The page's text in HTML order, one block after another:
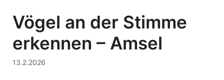
Vögel an der Stimme
erkennen – Amsel
13.2.2026